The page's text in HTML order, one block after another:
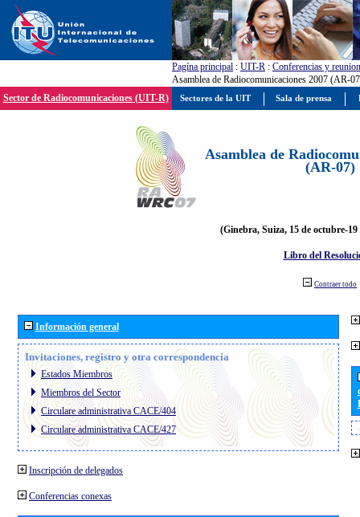
Pagína principal : UIT-R : Conferencias y
Asamblea de Radiocomunicaciones 2007 (AR-
Sector de Radiocomunicaciones (UIT-R)
Asamblea de
(AR-07)
(Ginebra, Suiza, 15 de octubre-19
Libro del
Contraer todo
Información general
Invitaciones, registro y otra correspondencia
Estados Miembros
Miembros del Sector
Circulare administrativa CACE/404
Circulare administrativa CACE/427
Inscripción de delegados
Conferencias conexas
Sectores de la UIT Sala de prensa